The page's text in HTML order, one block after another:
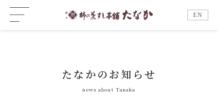
EN
たなかのお知らせ
news about Tanaka